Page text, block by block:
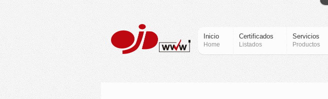
Inicio
Home
Certificados
Listados
Servicios
Productos